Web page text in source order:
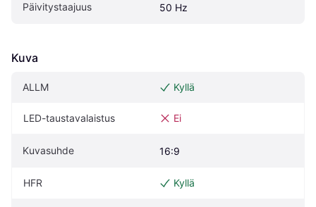
Päivitystaajuus 50 Hz
Kuva
ALLM Kyllä
LED-taustavalaistus Ei
Kuvasuhde 16:9
HFR Kyllä